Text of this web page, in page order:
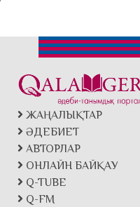
ЖАҢАЛЫҚТАР
ӘДЕБИЕТ
АВТОРЛАР
ОНЛАЙН БАЙҚАУ
Q-TUBE
Q-FM